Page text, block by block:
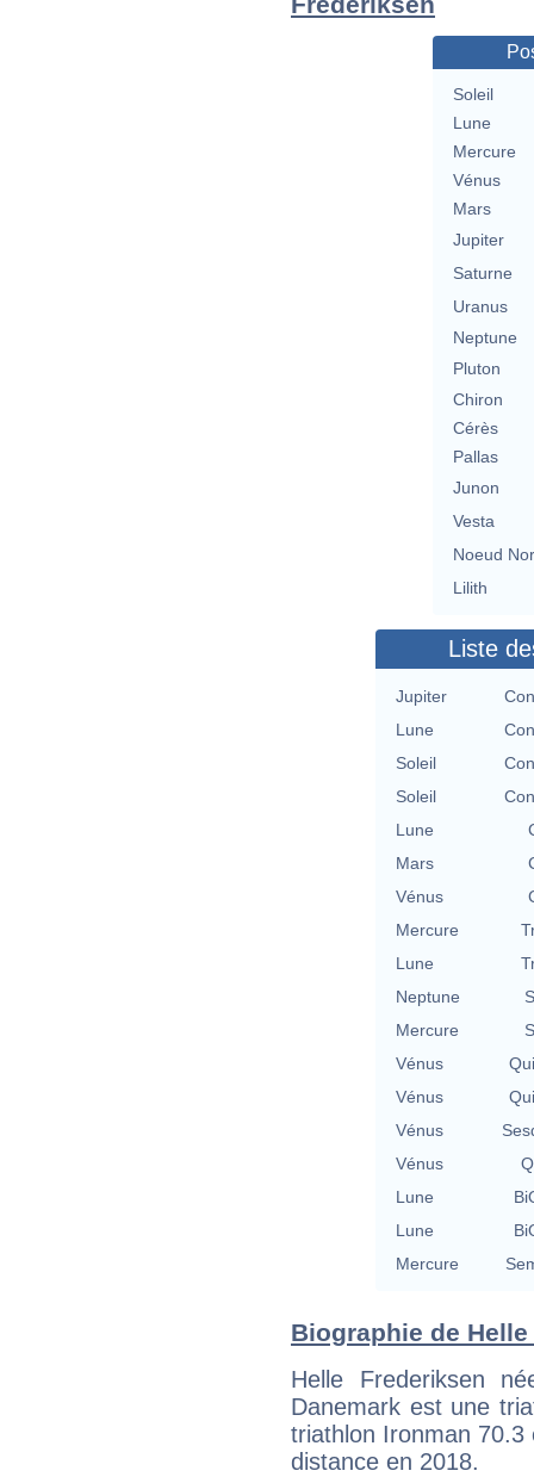
Soleil
Lune
Mercure
Vénus
Mars
Jupiter
Saturne
Uranus
Neptune
Pluton
Chiron
Cérès
Pallas
Junon
Vesta
Noeud
Lilith
Liste
Jupiter
Lune
Soleil
Soleil
Lune
Mars
Vénus
Mercure
Lune
Neptune
Mercure
Vénus
Vénus
Vénus
Vénus
Lune
Lune
Mercure
Biographie de
Helle Frederiksen
Danemark est une
triathlon Ironman 70.3
distance en 2018.